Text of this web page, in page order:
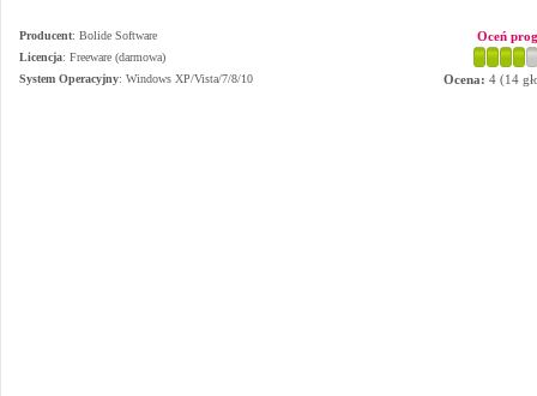
Producent: Bolide Software
Licencja: Freeware (darmowa)
System Operacyjny: Windows XP/Vista/7/8/10
Oceń
Ocena: 4 (14